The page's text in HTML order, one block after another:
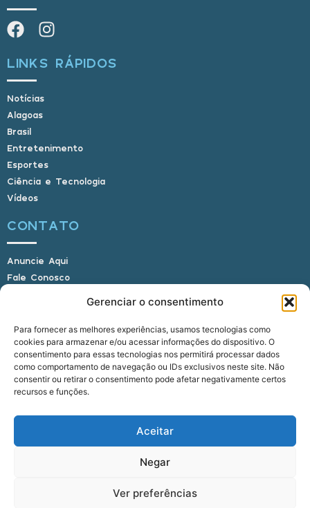
Gerenciar o consentimento
Para fornecer as melhores experiências, usamos tecnologias como
cookies para armazenar e/ou acessar informações do dispositivo. O
consentimento para essas tecnologias nos permitirá processar dados
como comportamento de navegação ou IDs exclusivos neste site. Não
consentir ou retirar o consentimento pode afetar negativamente certos
recursos e funções.
Aceitar
Negar
Ver preferências
LINKS RÁPIDOS
Notícias
Alagoas
Brasil
Entretenimento
Esportes
Ciência e Tecnologia
Vídeos
CONTATO
Anuncie Aqui
Fale Conosco
E-mail: alagoasbrasilnoticias@gmail.com
Telefone: (82) 9 9691-0391 (Whatsapp)
Responsável Técnico: Crysthyan Carlos
Rua do Sau - Centro - Anadia - AL - CEP:
© 2022 - 2026 Alagoas Brasil Notícias. Todos os
direitos reservados.
fiveagência